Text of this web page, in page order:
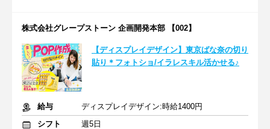
株式会社グレープストーン 企画開発本部 【002】
【ディスプレイデザイン】東京ばな奈の切り
貼り＊フォトショ/イラレスキル活かせる♪
給与
ディスプレイデザイン:時給1400円
シフト
週5日